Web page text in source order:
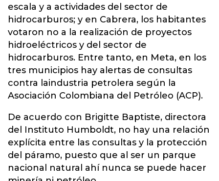
escala y a actividades del sector de
hidrocarburos; y en Cabrera, los habitantes
votaron no a la realización de proyectos
hidroeléctricos y del sector de
hidrocarburos. Entre tanto, en Meta, en los
tres municipios hay alertas de consultas
contra laindustria petrolera según la
Asociación Colombiana del Petróleo (ACP).
De acuerdo con Brigitte Baptiste, directora
del Instituto Humboldt, no hay una relación
explícita entre las consultas y la protección
del páramo, puesto que al ser un parque
nacional natural ahí nunca se puede hacer